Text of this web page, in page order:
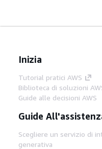
Inizia
Tutorial pratici AWS
Biblioteca di soluzioni
Guide alle decisioni AWS
Guide
Scegliere un servizio di
generativa